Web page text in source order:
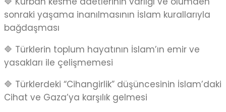
sonraki yaşama inanılmasının İslam kurallarıyla
bağdaşması
🔷 Türklerin toplum hayatının İslam’ın emir ve
yasakları ile çelişmemesi
🔷 Türklerdeki “Cihangirlik” düşüncesinin İslam’daki
Cihat ve Gaza’ya karşılık gelmesi